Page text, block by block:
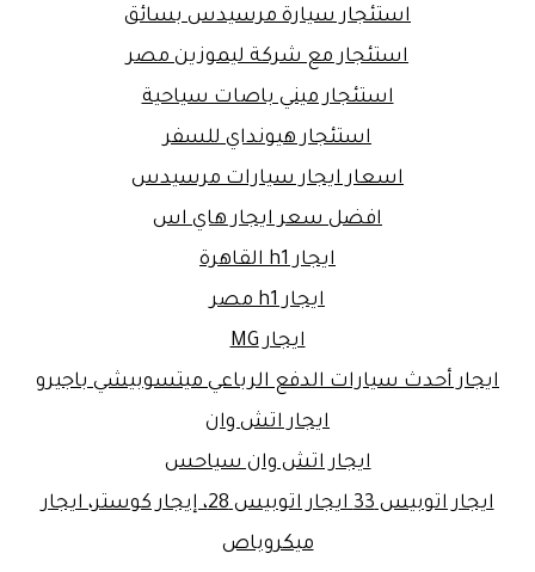
استئجار سيارة مرسيدس بسائق
استئجار مع شركة ليموزين مصر
استئجار ميني باصات سياحية
استئجار هيونداي للسفر
اسعار ايجار سيارات مرسيدس
افضل سعر ايجار هاي اس
ايجار h1 القاهرة
ايجار h1 مصر
ايجار MG
ايجار أحدث سيارات الدفع الرباعي ميتسوبيشي باجيرو
ايجار اتش وان
ايجار اتش وان سياحس
ايجار اتوبيس 33 ايجار اتوبيس 28، إيجار كوستر، ايجار
ميكروباص